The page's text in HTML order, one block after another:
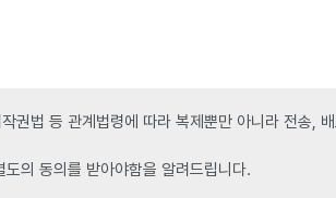
권법 등 관계법령에 따라 복제뿐만 아니라 전송,
의 동의를 받아야함을 알려드립니다.